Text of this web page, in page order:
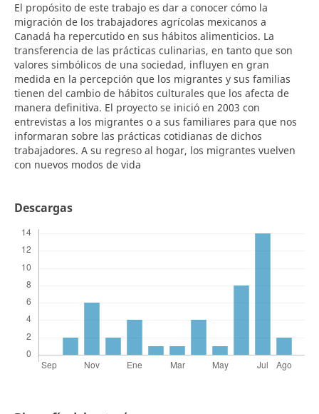
El propósito de este trabajo es dar a conocer cómo la
migración de los trabajadores agrícolas mexicanos a
Canadá ha repercutido en sus hábitos alimenticios. La
transferencia de las prácticas culinarias, en tanto que son
valores simbólicos de una sociedad, influyen en gran
medida en la percepción que los migrantes y sus familias
tienen del cambio de hábitos culturales que los afecta de
manera definitiva. El proyecto se inició en 2003 con
entrevistas a los migrantes o a sus familiares para que nos
informaran sobre las prácticas cotidianas de dichos
trabajadores. A su regreso al hogar, los migrantes vuelven
con nuevos modos de vida
Descargas